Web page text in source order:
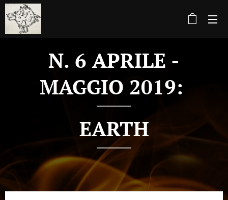
N. 6 APRILE -
MAGGIO 2019:
EARTH